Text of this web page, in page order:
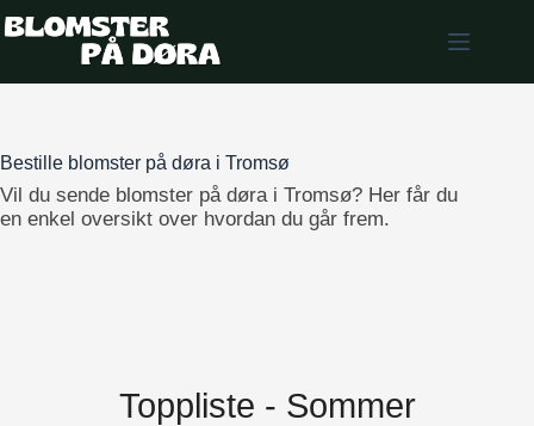
to
Bestille blomster på døra i Tromsø
Vil du sende blomster på døra i Tromsø? Her får du
en enkel oversikt over hvordan du går frem.
Toppliste - Sommer